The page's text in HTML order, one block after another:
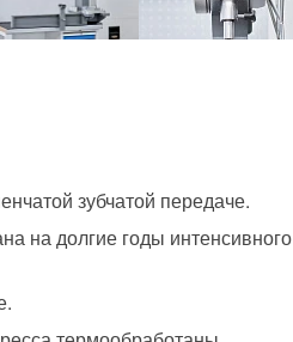
зубчатой передаче.
на долгие годы интенсивного